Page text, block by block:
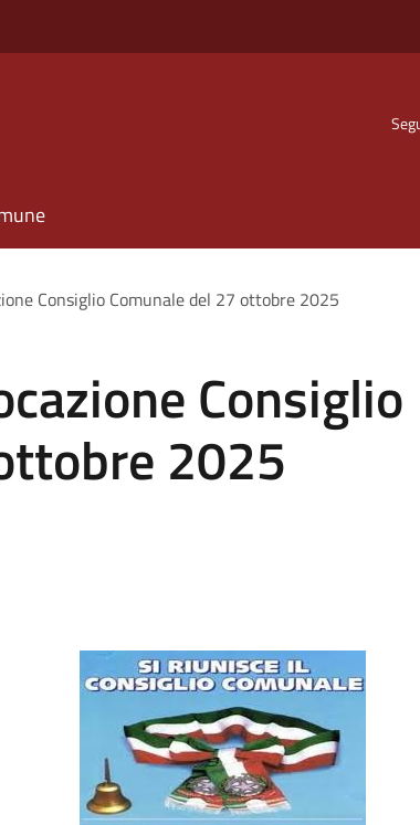
Consiglio Comunale del 27 ottobre 2025
Consiglio
2025